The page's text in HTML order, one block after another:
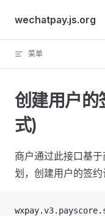
Skip to content
wechatpay.js.org
菜单
创建用户的
式)
商户通过此接口基
划，创建用户的签约
wxpay.v3. payscore.